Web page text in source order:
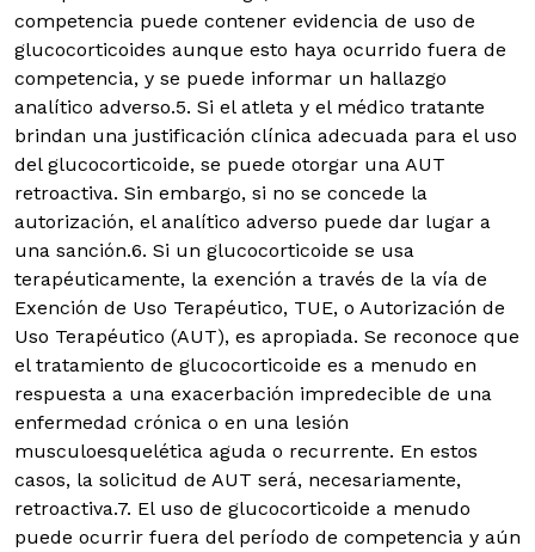
competencia puede contener evidencia de uso de
glucocorticoides aunque esto haya ocurrido fuera de
competencia, y se puede informar un hallazgo
analítico adverso.5. Si el atleta y el médico tratante
brindan una justificación clínica adecuada para el uso
del glucocorticoide, se puede otorgar una AUT
retroactiva. Sin embargo, si no se concede la
autorización, el analítico adverso puede dar lugar a
una sanción.6. Si un glucocorticoide se usa
terapéuticamente, la exención a través de la vía de
Exención de Uso Terapéutico, TUE, o Autorización de
Uso Terapéutico (AUT), es apropiada. Se reconoce que
el tratamiento de glucocorticoide es a menudo en
respuesta a una exacerbación impredecible de una
enfermedad crónica o en una lesión
musculoesquelética aguda o recurrente. En estos
casos, la solicitud de AUT será, necesariamente,
retroactiva.7. El uso de glucocorticoide a menudo
puede ocurrir fuera del período de competencia y aún